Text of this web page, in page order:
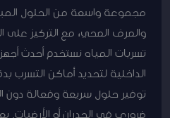
مجموعة واسعة من الحلول
والصرف الصحي، مع التركيز على
تسربات المياه نستخدم أحدث
الداخلية لتحديد أماكن التسرب
توفير حلول سريعة وفعالة دون
ضروري في الجدران أو الأرضيات.